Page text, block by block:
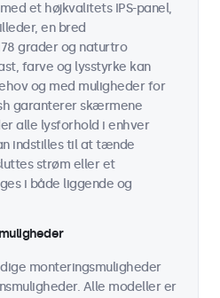
et højkvalitets IPS-panel,
en bred
grader og naturtro
farve og lysstyrke kan
og med muligheder for
garanterer skærmene
alle lysforhold i enhver
indstilles til at tænde
strøm eller et
i både liggende og
monteringsmuligheder
Alle modeller er